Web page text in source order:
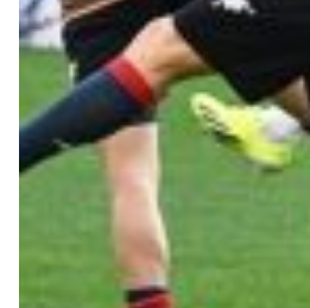
Summer Sale
Accessori